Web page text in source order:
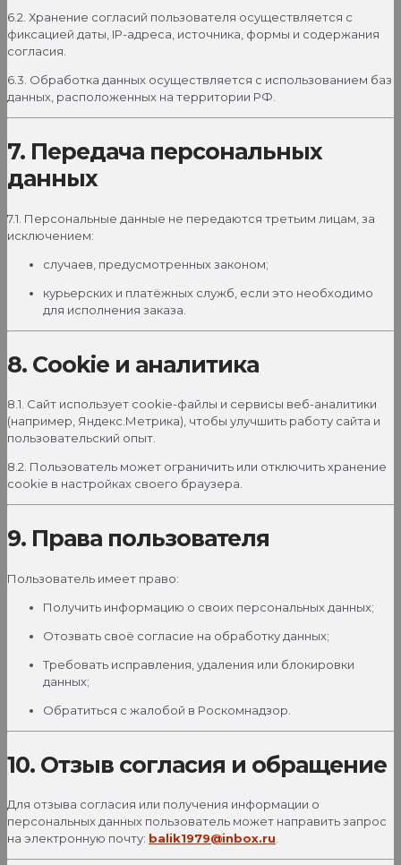
6.2. Хранение согласий пользователя осуществляется с
фиксацией даты, IP-адреса, источника, формы и содержания
согласия.
6.3. Обработка данных осуществляется с использованием баз
данных, расположенных на территории РФ.
7. Передача персональных
данных
7.1. Персональные данные не передаются третьим лицам, за
исключением:
случаев, предусмотренных законом;
курьерских и платёжных служб, если это необходимо
для исполнения заказа.
8. Cookie и аналитика
8.1. Сайт использует cookie-файлы и сервисы веб-аналитики
(например, Яндекс.Метрика), чтобы улучшить работу сайта и
пользовательский опыт.
8.2. Пользователь может ограничить или отключить хранение
cookie в настройках своего браузера.
9. Права пользователя
Пользователь имеет право:
Получить информацию о своих персональных данных;
Отозвать своё согласие на обработку данных;
Требовать исправления, удаления или блокировки
данных;
Обратиться с жалобой в Роскомнадзор.
10. Отзыв согласия и обращение
Для отзыва согласия или получения информации о
персональных данных пользователь может направить запрос
на электронную почту: balik1979@inbox.ru.